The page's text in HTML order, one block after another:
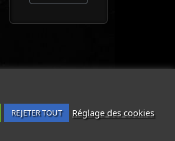
REJETER TOUT Réglage des cookies